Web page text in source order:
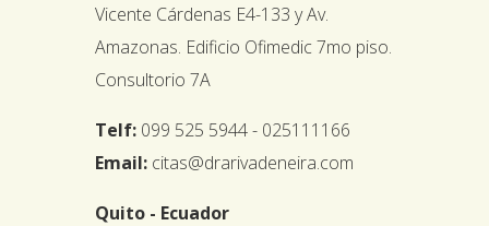
Vicente Cárdenas E4-133 y Av.
Amazonas. Edificio Ofimedic 7mo piso.
Consultorio 7A
Telf: 099 525 5944 - 025111166
Email: citas@drarivadeneira.com
Quito - Ecuador